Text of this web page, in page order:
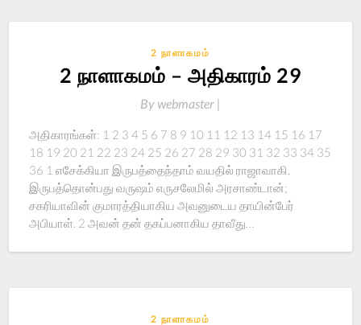
2 நாளாகமம்
2 நாளாகமம் – அதிகாரம் 29
By webmaster |
அதிகாரங்கள்: 1 2 3 4 5 6 7 8 9 10 11 12 13 14 15 16 17
18 19 20 21 22 23 24 25 26 27 28 29 30 31 32 33 34 35
36 1 எசேக்கியா இருபத்தைந்தாம் வயதில் ராஜாவாகி,
இருபத்தொன்பது வருஷம் எருசலேமில் அரசாண்டான்;
சகரியாவின் குமாரத்தியாகிய அவனுடைய தாயின்பேர்
அபியாள். 2 அவன் தன் தகப்பனாகிய தாவீது…
2 நாளாகமம்